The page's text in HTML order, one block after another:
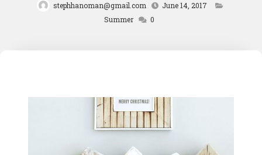
stephhanoman@gmail.com
June 14, 2017
Summer
0